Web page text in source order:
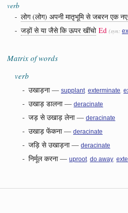
verb
- लोग (लोग) अपनी मातृभूमि से जबरन एक
- जड़ों से या जैसे कि ऊपर खींचो Ed (syn:
Matrix of words
verb
- उखाड़ना— supplant, exterminate,
- उखाड़ डालना— deracinate
- जड़ से उखाड़ लेना— deracinate
- उखाड़ फेंकना— deracinate
- जड़ि से उखाड़ना— deracinate
- निर्मूल करना— uproot, do away,